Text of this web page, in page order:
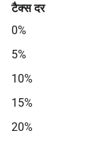
टैक्स दर
0%
5%
10%
15%
20%